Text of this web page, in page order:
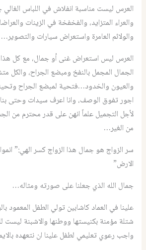
العرس ليست مناسبة انفلاش في اللباس
والعراء المتزايد، والفخفخة في الزينات
والولائم العامرة واستعراض سيارات والتصوير…
العرس ليس استعراض غنى أو جمال، مع كل هذا
الجمال المجمل بالنفخ ومبضع الجراح، والكل
والعيون والخدود…فتحية لمبضع الجراح
اجور تفوق الوصف، وانا اعرف سيدات وحتى
لأجل التجميل علماً انهن على قدر محترم من
من الغير…
سر الزواج هو جمال هذا الزواج كسر الهي:” انموا
الارض”
جمال الله الذي جعلنا على صورته ومثاله…
علينا في العماد كاشابين تولي الطفل المعمود
شتلة مؤمنة بكنيستها ووطنها والاشبنة ليست
واجب رعوي تعليمي لطفل علينا ان نتعهده